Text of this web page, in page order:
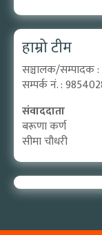
हाम्रो टीम
सञ्चालक/सम्पादक :
सम्पर्क नं. :
संवाददाता
बरूणा कर्ण
सीमा चौधरी